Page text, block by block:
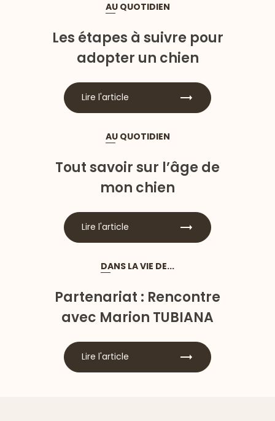
AU QUOTIDIEN
Les étapes à suivre pour
adopter un chien
Lire l'article
AU QUOTIDIEN
Tout savoir sur l’âge de
mon chien
Lire l'article
DANS LA VIE DE...
Partenariat : Rencontre
avec Marion TUBIANA
Lire l'article